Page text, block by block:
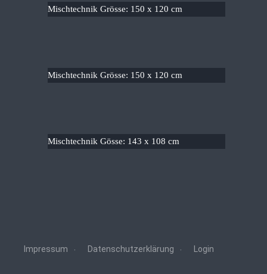
Mischtechnik Grösse: 150 x 120 cm
Mischtechnik Grösse: 150 x 120 cm
Mischtechnik Gösse: 143 x 108 cm
Impressum Datenschutzerklärung Login